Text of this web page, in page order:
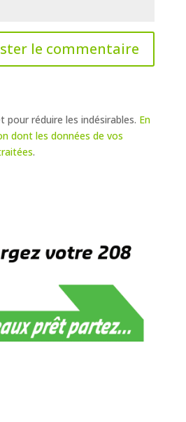
pour réduire les indésirables. En
dont les données de vos
.